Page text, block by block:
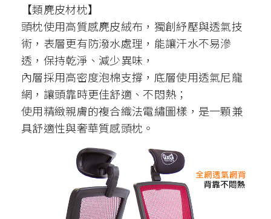
【類麂皮材枕】
頭枕使用高質感麂皮絨布，獨創紓壓與透氣技
術，表層更有防潑水處理，能讓汗水不易滲
透，保持乾淨、減少異味，
內層採用高密度泡棉支撐，底層使用透氣尼龍
網，讓頭靠時更佳舒適、不悶熱；
使用精緻親膚的複合織法電繡圖樣，是一顆兼
具舒適性與奢華質感頭枕。